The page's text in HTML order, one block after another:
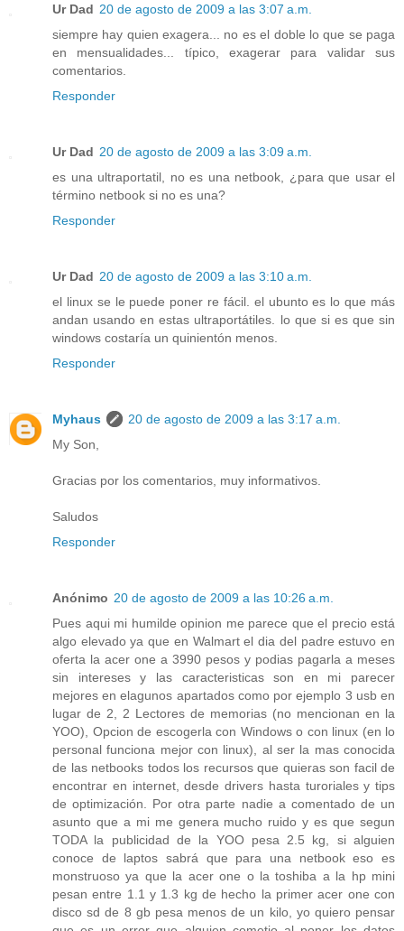
Ur Dad 20 de agosto de 2009 a las 3:07 a.m.
siempre hay quien exagera... no es el doble lo que se paga
en mensualidades... típico, exagerar para validar sus
comentarios.
Responder
Ur Dad 20 de agosto de 2009 a las 3:09 a.m.
es una ultraportatil, no es una netbook, ¿para que usar el
término netbook si no es una?
Responder
Ur Dad 20 de agosto de 2009 a las 3:10 a.m.
el linux se le puede poner re fácil. el ubunto es lo que más
andan usando en estas ultraportátiles. lo que si es que sin
windows costaría un quinientón menos.
Responder
Myhaus
20 de agosto de 2009 a las 3:17 a.m.
My Son,
Gracias por los comentarios, muy informativos.
Saludos
Responder
Anónimo 20 de agosto de 2009 a las 10:26 a.m.
Pues aqui mi humilde opinion me parece que el precio está
algo elevado ya que en Walmart el dia del padre estuvo en
oferta la acer one a 3990 pesos y podias pagarla a meses
sin intereses y las caracteristicas son en mi parecer
mejores en elagunos apartados como por ejemplo 3 usb en
lugar de 2, 2 Lectores de memorias (no mencionan en la
YOO), Opcion de escogerla con Windows o con linux (en lo
personal funciona mejor con linux), al ser la mas conocida
de las netbooks todos los recursos que quieras son facil de
encontrar en internet, desde drivers hasta turoriales y tips
de optimización. Por otra parte nadie a comentado de un
asunto que a mi me genera mucho ruido y es que segun
TODA la publicidad de la YOO pesa 2.5 kg, si alguien
conoce de laptos sabrá que para una netbook eso es
monstruoso ya que la acer one o la toshiba a la hp mini
pesan entre 1.1 y 1.3 kg de hecho la primer acer one con
disco sd de 8 gb pesa menos de un kilo, yo quiero pensar